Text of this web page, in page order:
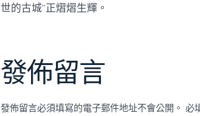
世的古城”正熠熠生輝。
發佈留言
發佈留言必須填寫的電子郵件地址不會公開。 必